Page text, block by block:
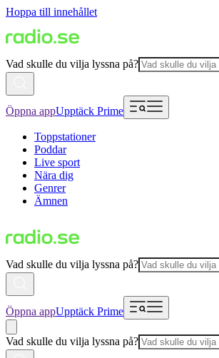
Hoppa till innehållet
Vad skulle du vilja lyssna på?
Öppna appUpptäck Prime
Toppstationer
Poddar
Live sport
Nära dig
Genrer
Ämnen
Vad skulle du vilja lyssna på?
Öppna appUpptäck Prime
Vad skulle du vilja lyssna på?